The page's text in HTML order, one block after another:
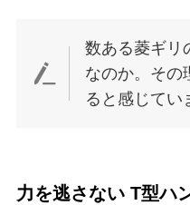
数ある菱ギリ
なのか。その
ると感じてい
力を逃さない T型ハ